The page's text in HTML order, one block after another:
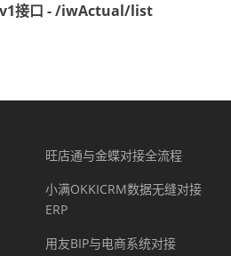
接口 - /iwActual/list
旺店通与金蝶对接全流程
小满OKKICRM数据无缝对接
ERP
用友BIP与电商系统对接